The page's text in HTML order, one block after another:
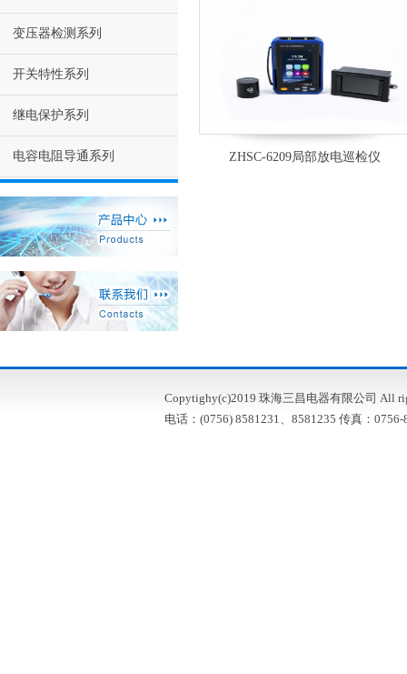
变压器检测系列
开关特性系列
继电保护系列
电容电阻导通系列 ZHSC-6209局部放电巡检仪
Copytighy(c)2019 珠海三昌电器有限公司 All
电话：(0756) 8581231、8581235 传真：